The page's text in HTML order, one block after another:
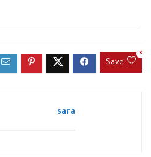
Save
0
sara